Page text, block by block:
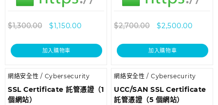
$1,300.00 $1,150.00
加入購物車
$2,700.00 $2,500.00
加入購物車
網絡安全性 / Cybersecurity
SSL Certificate 託管憑證（1
個網站）
網絡安全性 / Cybersecurity
UCC/SAN SSL Certificate
託管憑證（5 個網站）